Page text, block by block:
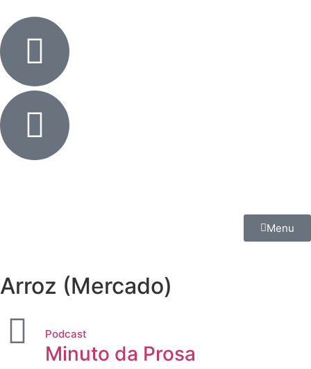
Menu
Arroz (Mercado)
Podcast
Minuto da Prosa